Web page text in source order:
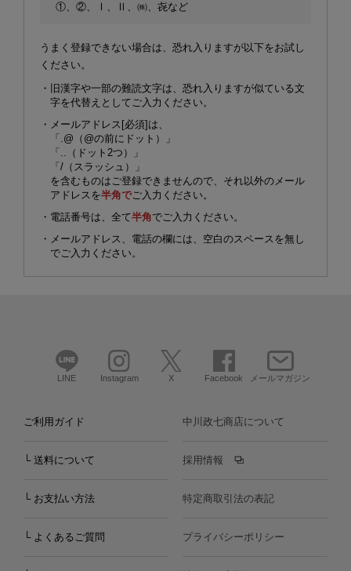
①、②、Ⅰ、Ⅱ、㈱、㐂など
うまく登録できない場合は、恐れ入りますが以下をお試し
ください。
・旧漢字や一部の難読文字は、恐れ入りますが似ている文
字を代替えとしてご入力ください。
・メールアドレス[必須]は、
「.@（@の前にドット）」
「..（ドット2つ）」
「/（スラッシュ）」
を含むものはご登録できませんので、それ以外のメール
アドレスを半角でご入力ください。
・電話番号は、全て半角でご入力ください。
・メールアドレス、電話の欄には、空白のスペースを無し
でご入力ください。
LINE Instagram X Facebook メールマガジン
ご利用ガイド
└ 送料について
└ お支払い方法
└ よくあるご質問
中川政七商店について
採用情報
特定商取引法の表記
プライバシーポリシー